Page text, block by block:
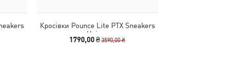
Кросівки Pounce Lite PTX Sneakers
Unisex
1790,00 ₴3590,00 ₴